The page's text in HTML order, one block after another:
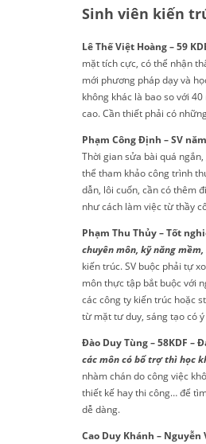
Sinh viên kiến
Lê Thế Việt Hoàng – 59
mặt tích cực, có thể nhận
mới phương pháp dạy và
không khác là bao so với
cao. Cần thiết phải có
Phạm Công Định – SV
Thời gian sửa bài quá
thể tham khảo công trình
dẫn, lôi cuốn, cần có thêm
như cách làm việc từ thầy
Phạm Thu Thủy – Tốt
chuyên môn, kỹ năng
kiến trúc. SV buộc phải tự
môn thực tập bắt buộc với
các công ty kiến trúc hoặc
từ mặt tư duy, sáng tạo có
Đào Duy Tùng – 58KDF –
các môn có bổ trợ thì học
nhàm chán do công việc
thiết kế hay thi công… để
dễ dàng.
Cao Duy Khánh – Nguyễn